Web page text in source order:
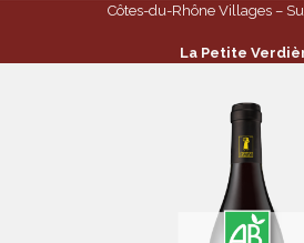
Côtes-du-Rhône Villages –
La Petite